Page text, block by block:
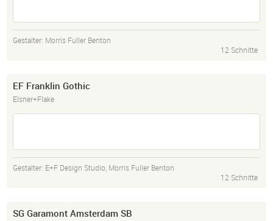
Gestalter: Morris Fuller Benton
12 Schnitte
EF Franklin Gothic
Elsner+Flake
Gestalter: E+F Design Studio, Morris Fuller Benton
12 Schnitte
SG Garamont Amsterdam SB